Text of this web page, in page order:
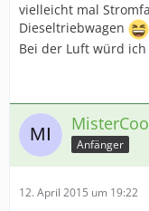
vielleicht mal
Dieseltriebwagen
Bei der Luft würd
Anfänger
12. April 2015 um 19:22